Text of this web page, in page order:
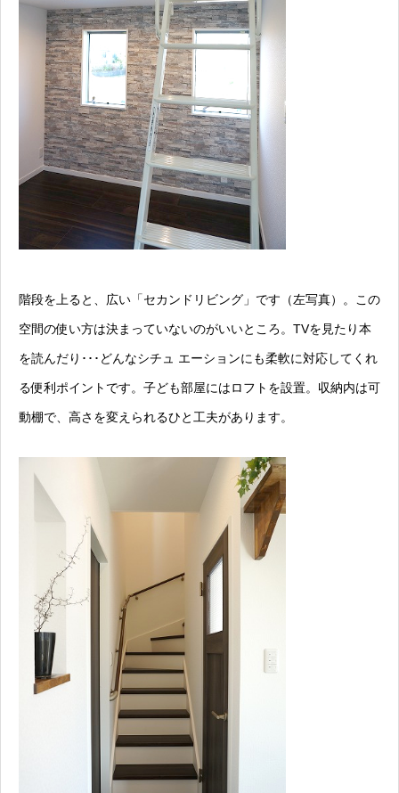
階段を上ると、広い「セカンドリビング」です（左写真）。この
空間の使い方は決まっていないのがいいところ。TVを見たり本
を読んだり･･･どんなシチュ エーションにも柔軟に対応してくれ
る便利ポイントです。子ども部屋にはロフトを設置。収納内は可
動棚で、高さを変えられるひと工夫があります。